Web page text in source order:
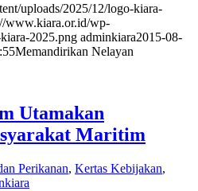
uploads/2025/12/logo-kiara-
www.kiara.or.id/wp-
2025.png adminkiara2015-08-
Memandirikan Nelayan
Utamakan
Maritim
Perikanan, Kertas Kebijakan,